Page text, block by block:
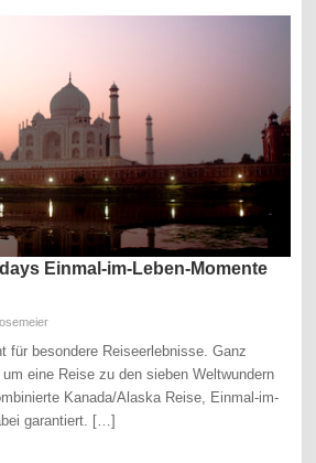
Einmal-im-Leben-Momente
für besondere Reiseerlebnisse. Ganz
eine Reise zu den sieben Weltwundern
Kanada/Alaska Reise, Einmal-im-
garantiert. […]